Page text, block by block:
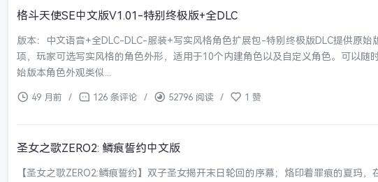
格斗天使SE中文版V1.01-特别终极版+全DLC
版本：中文语音+全DLC-DLC-服装+写实风格角色扩展包-特别终极版DLC提供原始
项，玩家可选写实风格的角色外形，适用于10个内建角色以及自定义角色。可以随
始版本角色外观类似...
49 月前 / 126 条评论 / 52796 阅读 / 1 赞
圣女之歌ZERO2: 鳞痕誓约中文版
【圣女之歌ZERO2:鳞痕誓约】双子圣女揭开末日轮回的序幕；烙印着罪痕的夏玛